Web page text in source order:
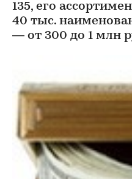
135, его
40 тыс.
— от 300 до 1 млн